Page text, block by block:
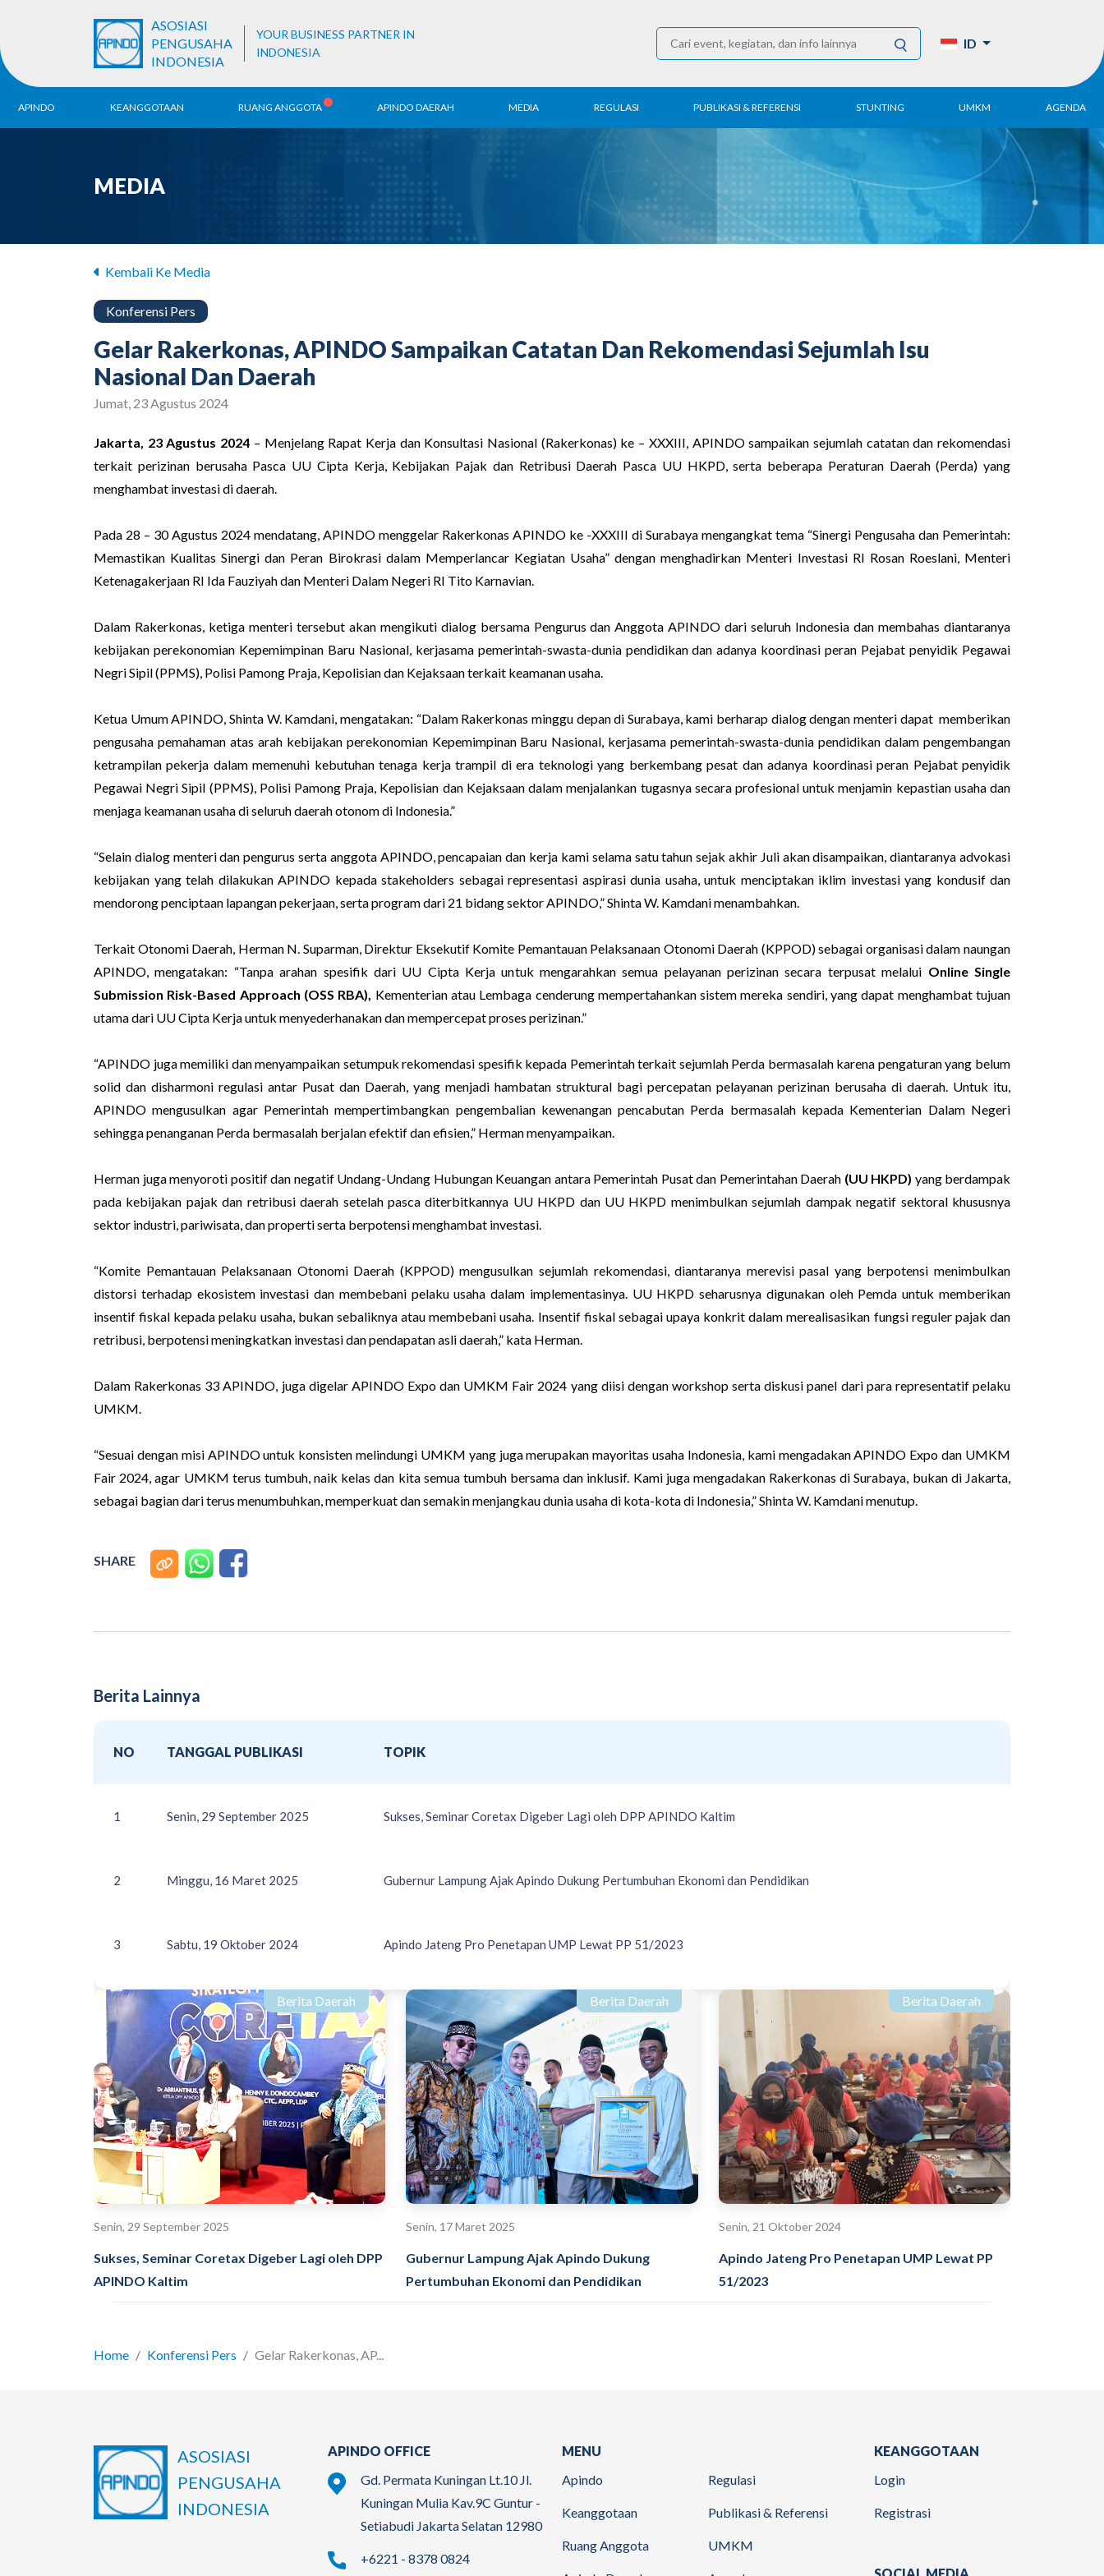
ASOSIASI
PENGUSAHA
INDONESIA
YOUR BUSINESS PARTNER IN
INDONESIA
ID
APINDO KEANGGOTAAN RUANG ANGGOTA APINDO DAERAH MEDIA REGULASI PUBLIKASI & REFERENSI
Buletin Elektronik
STUNTING UMKM
UMKM DPN Apindo
APINDO UMKM
Kegiatan
DPN/DPP/DPK
AGENDA
MEDIA
Kembali Ke Media
Konferensi Pers
Gelar Rakerkonas, APINDO Sampaikan Catatan Dan Rekomendasi Sejumlah Isu
Nasional Dan Daerah
Jumat, 23 Agustus 2024
Jakarta, 23 Agustus 2024 – Menjelang Rapat Kerja dan Konsultasi Nasional (Rakerkonas) ke – XXXIII, APINDO sampaikan sejumlah catatan dan rekomendasi
terkait perizinan berusaha Pasca UU Cipta Kerja, Kebijakan Pajak dan Retribusi Daerah Pasca UU HKPD, serta beberapa Peraturan Daerah (Perda) yang
menghambat investasi di daerah.
Pada 28 – 30 Agustus 2024 mendatang, APINDO menggelar Rakerkonas APINDO ke -XXXIII di Surabaya mengangkat tema “Sinergi Pengusaha dan Pemerintah:
Memastikan Kualitas Sinergi dan Peran Birokrasi dalam Memperlancar Kegiatan Usaha” dengan menghadirkan Menteri Investasi RI Rosan Roeslani, Menteri
Ketenagakerjaan RI Ida Fauziyah dan Menteri Dalam Negeri RI Tito Karnavian.
Dalam Rakerkonas, ketiga menteri tersebut akan mengikuti dialog bersama Pengurus dan Anggota APINDO dari seluruh Indonesia dan membahas diantaranya
kebijakan perekonomian Kepemimpinan Baru Nasional, kerjasama pemerintah-swasta-dunia pendidikan dan adanya koordinasi peran Pejabat penyidik Pegawai
Negri Sipil (PPMS), Polisi Pamong Praja, Kepolisian dan Kejaksaan terkait keamanan usaha.
Ketua Umum APINDO, Shinta W. Kamdani, mengatakan: “Dalam Rakerkonas minggu depan di Surabaya, kami berharap dialog dengan menteri dapat memberikan
pengusaha pemahaman atas arah kebijakan perekonomian Kepemimpinan Baru Nasional, kerjasama pemerintah-swasta-dunia pendidikan dalam pengembangan
ketrampilan pekerja dalam memenuhi kebutuhan tenaga kerja trampil di era teknologi yang berkembang pesat dan adanya koordinasi peran Pejabat penyidik
Pegawai Negri Sipil (PPMS), Polisi Pamong Praja, Kepolisian dan Kejaksaan dalam menjalankan tugasnya secara profesional untuk menjamin kepastian usaha dan
menjaga keamanan usaha di seluruh daerah otonom di Indonesia.”
“Selain dialog menteri dan pengurus serta anggota APINDO, pencapaian dan kerja kami selama satu tahun sejak akhir Juli akan disampaikan, diantaranya advokasi
kebijakan yang telah dilakukan APINDO kepada stakeholders sebagai representasi aspirasi dunia usaha, untuk menciptakan iklim investasi yang kondusif dan
mendorong penciptaan lapangan pekerjaan, serta program dari 21 bidang sektor APINDO,” Shinta W. Kamdani menambahkan.
Terkait Otonomi Daerah, Herman N. Suparman, Direktur Eksekutif Komite Pemantauan Pelaksanaan Otonomi Daerah (KPPOD) sebagai organisasi dalam naungan
APINDO, mengatakan: “Tanpa arahan spesifik dari UU Cipta Kerja untuk mengarahkan semua pelayanan perizinan secara terpusat melalui Online Single
Submission Risk-Based Approach (OSS RBA), Kementerian atau Lembaga cenderung mempertahankan sistem mereka sendiri, yang dapat menghambat tujuan
utama dari UU Cipta Kerja untuk menyederhanakan dan mempercepat proses perizinan.”
“APINDO juga memiliki dan menyampaikan setumpuk rekomendasi spesifik kepada Pemerintah terkait sejumlah Perda bermasalah karena pengaturan yang belum
solid dan disharmoni regulasi antar Pusat dan Daerah, yang menjadi hambatan struktural bagi percepatan pelayanan perizinan berusaha di daerah. Untuk itu,
APINDO mengusulkan agar Pemerintah mempertimbangkan pengembalian kewenangan pencabutan Perda bermasalah kepada Kementerian Dalam Negeri
sehingga penanganan Perda bermasalah berjalan efektif dan efisien,” Herman menyampaikan.
Herman juga menyoroti positif dan negatif Undang-Undang Hubungan Keuangan antara Pemerintah Pusat dan Pemerintahan Daerah (UU HKPD) yang berdampak
pada kebijakan pajak dan retribusi daerah setelah pasca diterbitkannya UU HKPD dan UU HKPD menimbulkan sejumlah dampak negatif sektoral khususnya
sektor industri, pariwisata, dan properti serta berpotensi menghambat investasi.
“Komite Pemantauan Pelaksanaan Otonomi Daerah (KPPOD) mengusulkan sejumlah rekomendasi, diantaranya merevisi pasal yang berpotensi menimbulkan
distorsi terhadap ekosistem investasi dan membebani pelaku usaha dalam implementasinya. UU HKPD seharusnya digunakan oleh Pemda untuk memberikan
insentif fiskal kepada pelaku usaha, bukan sebaliknya atau membebani usaha. Insentif fiskal sebagai upaya konkrit dalam merealisasikan fungsi reguler pajak dan
retribusi, berpotensi meningkatkan investasi dan pendapatan asli daerah,” kata Herman.
Dalam Rakerkonas 33 APINDO, juga digelar APINDO Expo dan UMKM Fair 2024 yang diisi dengan workshop serta diskusi panel dari para representatif pelaku
UMKM.
“Sesuai dengan misi APINDO untuk konsisten melindungi UMKM yang juga merupakan mayoritas usaha Indonesia, kami mengadakan APINDO Expo dan UMKM
Fair 2024, agar UMKM terus tumbuh, naik kelas dan kita semua tumbuh bersama dan inklusif. Kami juga mengadakan Rakerkonas di Surabaya, bukan di Jakarta,
sebagai bagian dari terus menumbuhkan, memperkuat dan semakin menjangkau dunia usaha di kota-kota di Indonesia,” Shinta W. Kamdani menutup.
SHARE
Berita Lainnya
NO TANGGAL PUBLIKASI TOPIK
1 Senin, 29 September 2025 Sukses, Seminar Coretax Digeber Lagi oleh DPP APINDO Kaltim
2 Minggu, 16 Maret 2025 Gubernur Lampung Ajak Apindo Dukung Pertumbuhan Ekonomi dan Pendidikan
3 Sabtu, 19 Oktober 2024 Apindo Jateng Pro Penetapan UMP Lewat PP 51/2023
Berita Daerah
Senin, 29 September 2025
Sukses, Seminar Coretax Digeber Lagi oleh DPP
APINDO Kaltim
Berita Daerah
Senin, 17 Maret 2025
Gubernur Lampung Ajak Apindo Dukung
Pertumbuhan Ekonomi dan Pendidikan
Berita Daerah
Senin, 21 Oktober 2024
Apindo Jateng Pro Penetapan UMP Lewat PP
51/2023
Home Konferensi Pers Gelar Rakerkonas, AP...
ASOSIASI
PENGUSAHA
INDONESIA
APINDO OFFICE
Gd. Permata Kuningan Lt.10 Jl.
Kuningan Mulia Kav.9C Guntur -
Setiabudi Jakarta Selatan 12980
+6221 - 8378 0824
MENU
Apindo
Keanggotaan
Ruang Anggota
Regulasi
Publikasi & Referensi
UMKM
KEANGGOTAAN
Login
Registrasi